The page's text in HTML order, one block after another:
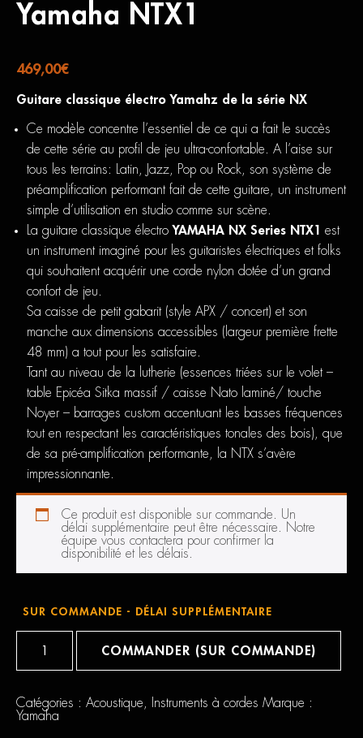
Yamaha NTX1
469,00€
Guitare classique électro Yamahz de la série NX
Ce modèle concentre l’essentiel de ce qui a fait le succès
de cette série au profil de jeu ultra-confortable. A l’aise sur
tous les terrains: Latin, Jazz, Pop ou Rock, son système de
préamplification performant fait de cette guitare, un instrument
simple d’utilisation en studio comme sur scène.
La guitare classique électro YAMAHA NX Series NTX1
est
un instrument imaginé pour les guitaristes électriques et folks
qui souhaitent acquérir une corde nylon dotée d’un grand
confort de jeu.
Sa caisse de petit gabarit (style APX / concert) et son
manche aux dimensions accessibles (largeur première frette
48 mm) a tout pour les satisfaire.
Tant au niveau de la lutherie (essences triées sur le volet –
table Epicéa Sitka massif / caisse Nato laminé/ touche
Noyer – barrages custom accentuant les basses fréquences
tout en respectant les caractéristiques tonales des bois), que
de sa pré-amplification performante, la NTX s’avère
impressionnante.
Ce produit est disponible sur commande. Un
délai supplémentaire peut être nécessaire. Notre
équipe vous contactera pour confirmer la
disponibilité et les délais.
SUR COMMANDE - DÉLAI SUPPLÉMENTAIRE
COMMANDER (SUR COMMANDE)
Catégories : Acoustique Instruments à cordes Marque :
Yamaha